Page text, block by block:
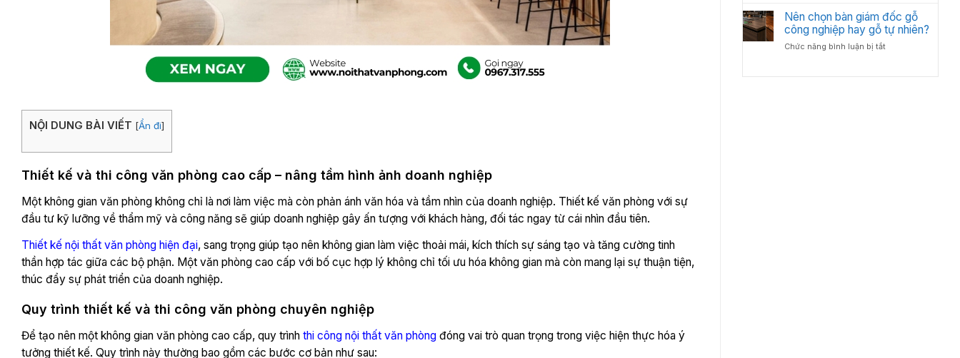
NỘI DUNG BÀI VIẾT [Ẩn đi]
Thiết kế và thi công văn phòng cao cấp – nâng tầm hình ảnh doanh nghiệp
Một không gian văn phòng không chỉ là nơi làm việc mà còn phản ánh văn hóa và tầm nhìn của doanh nghiệp. Thiết kế văn phòng với sự
đầu tư kỹ lưỡng về thẩm mỹ và công năng sẽ giúp doanh nghiệp gây ấn tượng với khách hàng, đối tác ngay từ cái nhìn đầu tiên.
Thiết kế nội thất văn phòng hiện đại, sang trọng giúp tạo nên không gian làm việc thoải mái, kích thích sự sáng tạo và tăng cường tinh
thần hợp tác giữa các bộ phận. Một văn phòng cao cấp với bố cục hợp lý không chỉ tối ưu hóa không gian mà còn mang lại sự thuận tiện,
thúc đẩy sự phát triển của doanh nghiệp.
Quy trình thiết kế và thi công văn phòng chuyên nghiệp
Để tạo nên một không gian văn phòng cao cấp, quy trình thi công nội thất văn phòng đóng vai trò quan trọng trong việc hiện thực hóa ý
tưởng thiết kế. Quy trình này thường bao gồm các bước cơ bản như sau:
Tân
Cổ
Góc
Từ
Bố
Trí
Bàn
Giám
Nên chọn bàn giám đốc gỗ
công nghiệp hay gỗ tự nhiên?
Chức năng bình luận bị tắtở